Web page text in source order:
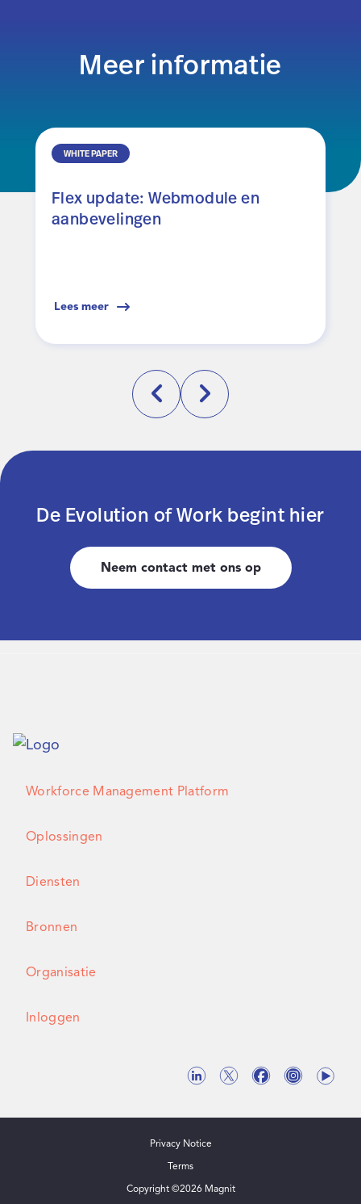
Meer informatie
WHITE PAPER
Flex update: Webmodule en
aanbevelingen
Lees meer
De Evolution of Work begint hier
Neem contact met ons op
Workforce Management Platform
Oplossingen
Diensten
Bronnen
Organisatie
Inloggen
Copyright ©2026 Magnit
Privacy Notice
Terms